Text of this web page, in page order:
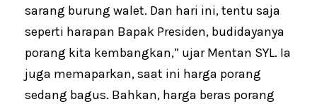
sarang burung walet. Dan hari ini, tentu saja
seperti harapan Bapak Presiden, budidayanya
porang kita kembangkan,” ujar Mentan SYL. Ia
juga memaparkan, saat ini harga porang
sedang bagus. Bahkan, harga beras porang